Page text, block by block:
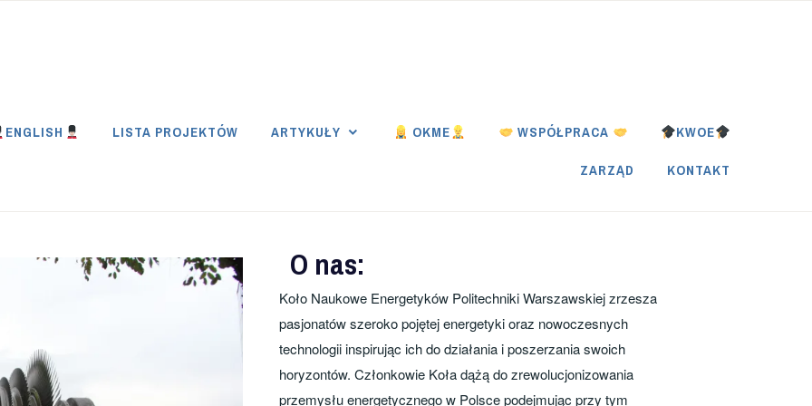
ENGLISH LISTA PROJEKTÓW ARTYKUŁY OKME WSPÓŁPRACA KWOE
ZARZĄD KONTAKT
O nas:
Koło Naukowe Energetyków Politechniki Warszawskiej zrzesza
pasjonatów szeroko pojętej energetyki oraz nowoczesnych
technologii inspirując ich do działania i poszerzania swoich
horyzontów. Członkowie Koła dążą do zrewolucjonizowania
przemysłu energetycznego w Polsce podejmując przy tym